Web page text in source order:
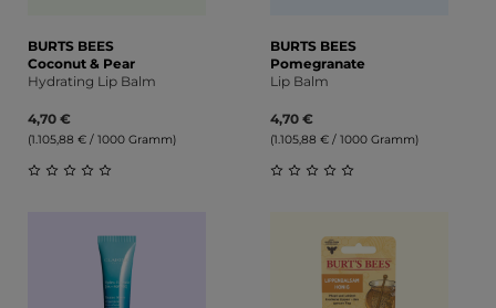
BURTS BEES
Coconut & Pear
Hydrating Lip Balm
4,70 €
(1.105,88 € / 1000 Gramm)
BURTS BEES
Pomegranate
Lip Balm
4,70 €
(1.105,88 € / 1000 Gramm)